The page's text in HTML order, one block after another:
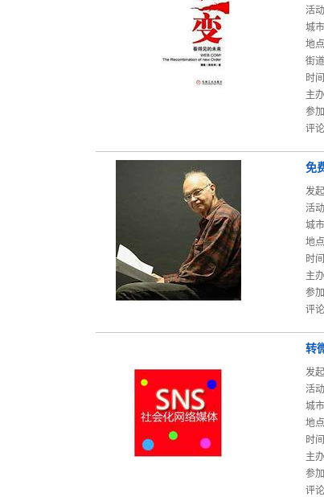
活
城市
地点
街道
时间
主
参
评论
免
发
活
城市
地点
时间
主
参
评论
转
发
活
城市
地点
时间
主
参
评论